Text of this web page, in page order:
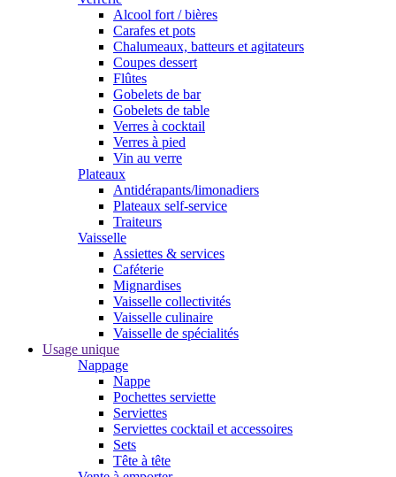
Alcool fort / bières
Carafes et pots
Chalumeaux, batteurs et agitateurs
Coupes dessert
Flûtes
Gobelets de bar
Gobelets de table
Verres à cocktail
Verres à pied
Vin au verre
Plateaux
Antidérapants/limonadiers
Plateaux self-service
Traiteurs
Vaisselle
Assiettes & services
Caféterie
Mignardises
Vaisselle collectivités
Vaisselle culinaire
Vaisselle de spécialités
Usage unique
Nappage
Nappe
Pochettes serviette
Serviettes
Serviettes cocktail et accessoires
Sets
Tête à tête